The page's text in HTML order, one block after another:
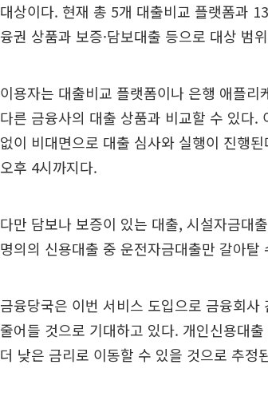
대상이다. 현재 총 5개 대출비교 플랫폼과
융권 상품과 보증·담보대출 등으로 대상 범
이용자는 대출비교 플랫폼이나 은행 애플
다른 금융사의 대출 상품과 비교할 수 있다
없이 비대면으로 대출 심사와 실행이 진행
오후 4시까지다.
다만 담보나 보증이 있는 대출, 시설자금대
명의의 신용대출 중 운전자금대출만 갈아탈
금융당국은 이번 서비스 도입으로 금융회
줄어들 것으로 기대하고 있다. 개인신용대
더 낮은 금리로 이동할 수 있을 것으로 추정